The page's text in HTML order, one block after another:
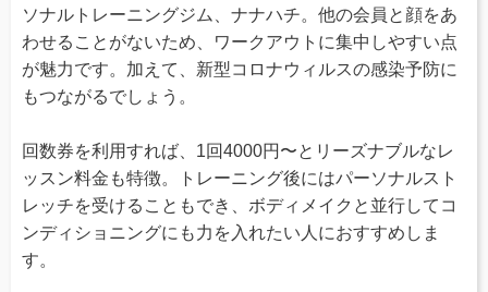
ソナルトレーニングジム、ナナハチ。他の会員と顔をあ
わせることがないため、ワークアウトに集中しやすい点
が魅力です。加えて、新型コロナウィルスの感染予防に
もつながるでしょう。
回数券を利用すれば、1回4000円〜とリーズナブルなレ
ッスン料金も特徴。トレーニング後にはパーソナルスト
レッチを受けることもでき、ボディメイクと並行してコ
ンディショニングにも力を入れたい人におすすめしま
す。